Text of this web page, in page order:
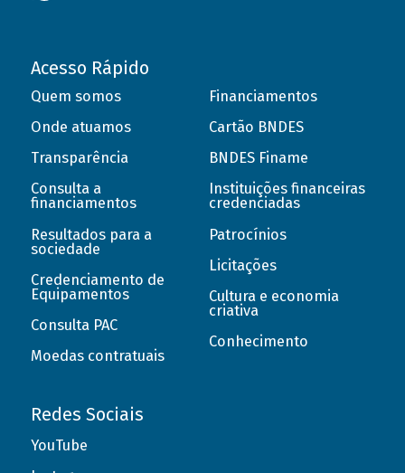
Acesso Rápido
Quem somos
Onde atuamos
Transparência
Consulta a
financiamentos
Resultados para a
sociedade
Credenciamento de
Equipamentos
Consulta PAC
Moedas contratuais
Financiamentos
Cartão BNDES
BNDES Finame
Instituições financeiras
credenciadas
Patrocínios
Licitações
Cultura e economia
criativa
Conhecimento
Redes Sociais
YouTube